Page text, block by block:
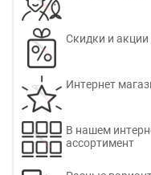
Скидки и акции
Интернет
В нашем
ассортимент